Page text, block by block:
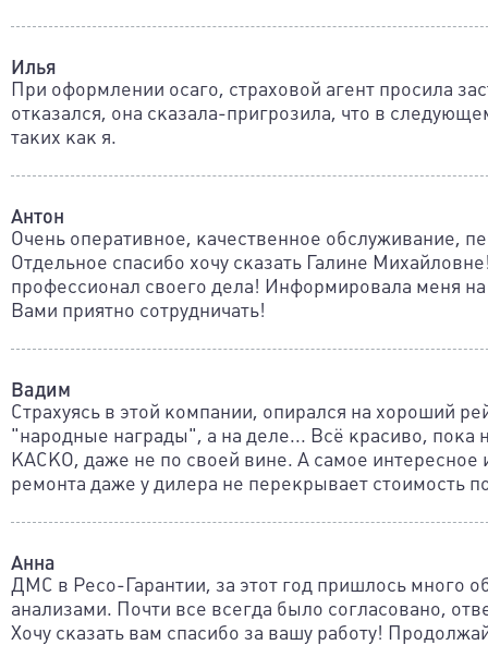
Илья
При оформлении осаго, страховой агент просила
отказался, она сказала-пригрозила, что в
таких как я.
Антон
Очень оперативное, качественное обслуживание,
Отдельное спасибо хочу сказать Галине
профессионал своего дела! Информировала меня на
Вами приятно сотрудничать!
Вадим
Страхуясь в этой компании, опирался на хороший
"народные награды", а на деле... Всё красиво,
КАСКО, даже не по своей вине. А самое интересное
ремонта даже у дилера не перекрывает стоимость
Анна
ДМС в Ресо-Гарантии, за этот год пришлось много
анализами. Почти все всегда было согласовано,
Хочу сказать вам спасибо за вашу работу!